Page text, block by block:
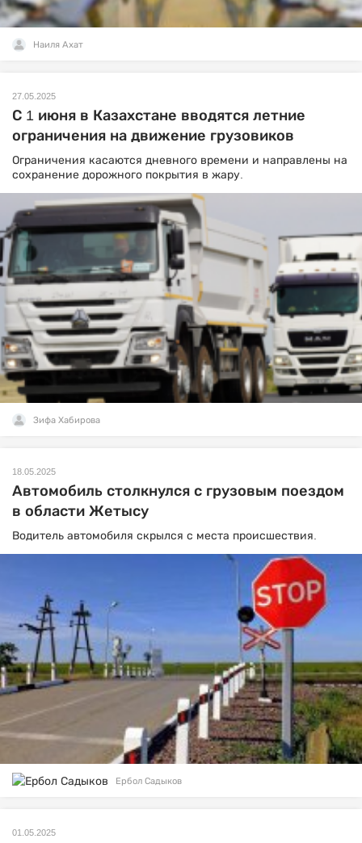
Наиля Ахат
27.05.2025
С 1 июня в Казахстане вводятся летние
ограничения на движение грузовиков
Ограничения касаются дневного времени и направлены на
сохранение дорожного покрытия в жару.
Зифа Хабирова
18.05.2025
Автомобиль столкнулся с грузовым поездом
в области Жетысу
Водитель автомобиля скрылся с места происшествия.
Ербол Садыков
01.05.2025